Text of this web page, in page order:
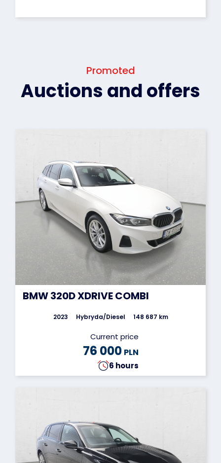
Promoted
Auctions and offers
BMW 320D XDRIVE COMBI
2023 Hybryda/Diesel 148 687 km
Current price
76 000 PLN
6 hours